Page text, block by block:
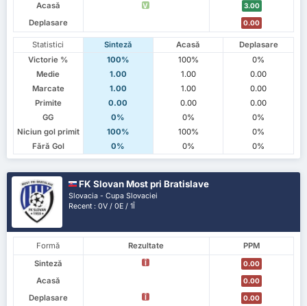
Acasă V 3.00
Deplasare 0.00
Statistici Sinteză Acasă
Deplasare
Victorie %
100% 100%
0%
Medie
1.00 1.00
0.00
Marcate
1.00 1.00
0.00
Primite
0.00 0.00
0.00
GG
0% 0%
0%
Niciun gol primit
100% 100%
0%
Fără Gol
0% 0% 0%
FK Slovan Most pri Bratislave
Slovacia - Cupa Slovaciei
Recent : 0V / 0E / 1Î
Formă Rezultate
PPM
Sinteză
Î 0.00
Acasă 0.00
Deplasare Î 0.00